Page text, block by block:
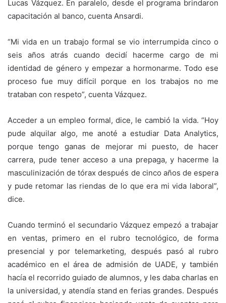
Lucas Vázquez. En paralelo, desde el programa brindaron
capacitación al banco, cuenta Ansardi.
“Mi vida en un trabajo formal se vio interrumpida cinco o
seis años atrás cuando decidí hacerme cargo de mi
identidad de género y empezar a hormonarme. Todo ese
proceso fue muy difícil porque en los trabajos no me
trataban con respeto”, cuenta Vázquez.
Acceder a un empleo formal, dice, le cambió la vida. “Hoy
pude alquilar algo, me anoté a estudiar Data Analytics,
porque tengo ganas de mejorar mi puesto, de hacer
carrera, pude tener acceso a una prepaga, y hacerme la
masculinización de tórax después de cinco años de espera
y pude retomar las riendas de lo que era mi vida laboral”,
dice.
Cuando terminó el secundario Vázquez empezó a trabajar
en ventas, primero en el rubro tecnológico, de forma
presencial y por telemarketing, después pasó al rubro
académico en el área de admisión de UADE, y también
hacía el recorrido guiado de alumnos, y les daba charlas en
la universidad, y atendía stand en ferias grandes. Después